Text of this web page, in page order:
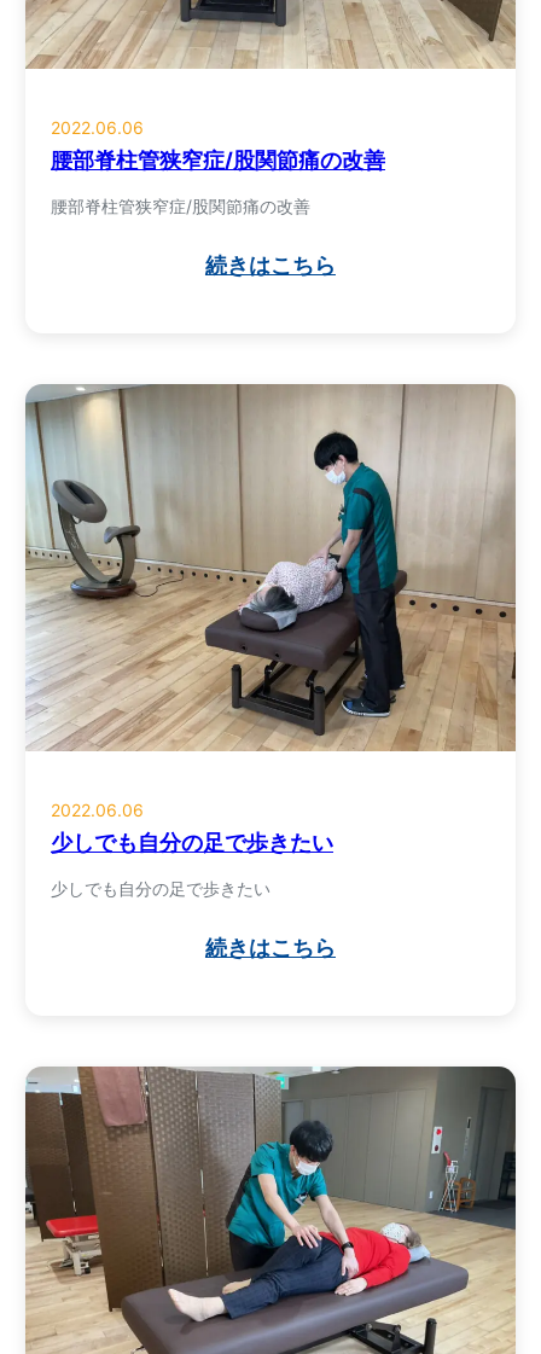
2022.06.06
腰部脊柱管狭窄症/股関節痛の改善
腰部脊柱管狭窄症/股関節痛の改善
続きはこちら
2022.06.06
少しでも自分の足で歩きたい
少しでも自分の足で歩きたい
続きはこちら